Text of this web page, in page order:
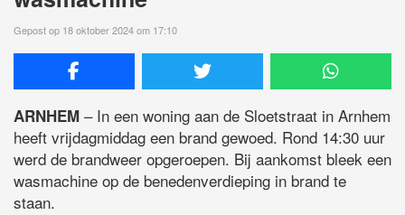
Gepost op 18 oktober 2024 om 17:10
ARNHEM – In een woning aan de Sloetstraat in Arnhem
heeft vrijdagmiddag een brand gewoed. Rond 14:30 uur
werd de brandweer opgeroepen. Bij aankomst bleek een
wasmachine op de benedenverdieping in brand te
staan.